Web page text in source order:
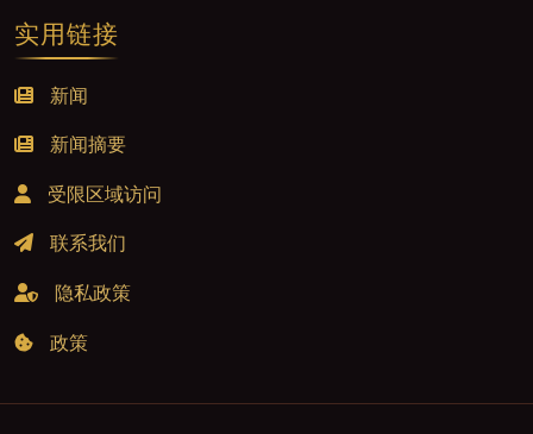
实用链接
新闻
新闻摘要
受限区域访问
联系我们
隐私政策
政策